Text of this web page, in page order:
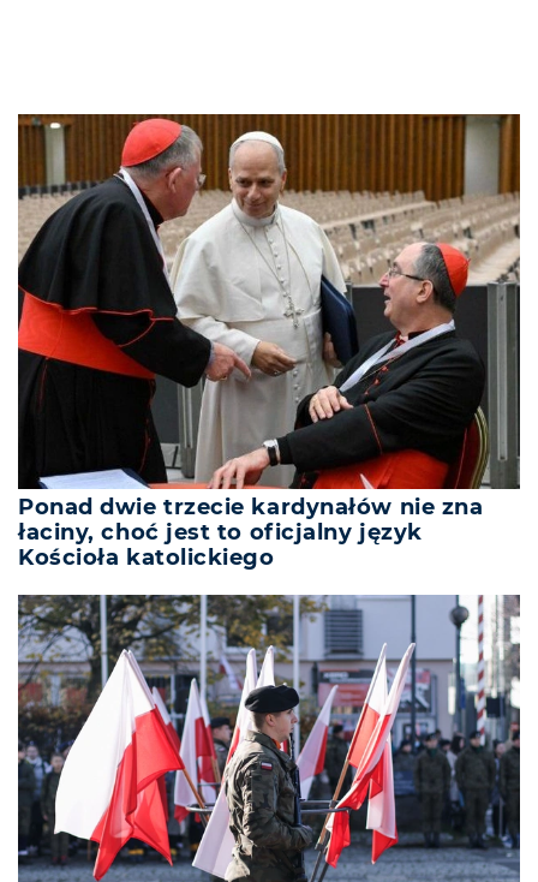
Ponad dwie trzecie kardynałów nie zna
łaciny, choć jest to oficjalny język
Kościoła katolickiego